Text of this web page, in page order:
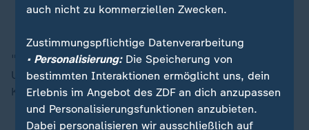
"Ich glaube nicht, dass das Amt in seiner
Unabhängigkeit irgendwie gefährdet wird", merkt
Kirchhof an.
auch nicht zu kommerziellen Zwecken.
Zustimmungspflichtige Datenverarbeitung
• Personalisierung:Die Speicherung von
bestimmten Interaktionen ermöglicht uns, dein
Erlebnis im Angebot des ZDF an dich anzupassen
und Personalisierungsfunktionen anzubieten.
Dabei personalisieren wir ausschließlich auf